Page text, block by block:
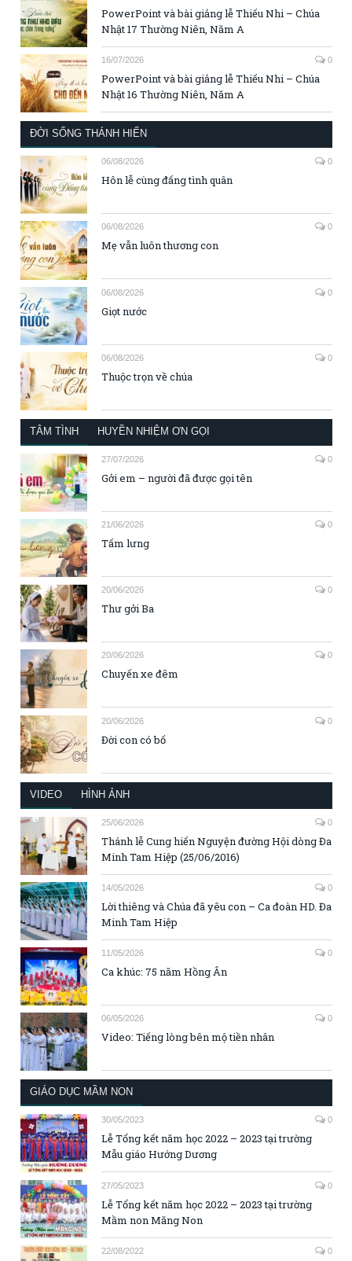
PowerPoint và bài giảng lễ Thiếu Nhi – Chúa
Nhật 17 Thường Niên, Năm A
16/07/2026 0
PowerPoint và bài giảng lễ Thiếu Nhi – Chúa
Nhật 16 Thường Niên, Năm A
ĐỜI SỐNG THÁNH HIẾN
06/08/2026 0
Hôn lễ cùng đấng tình quân
06/08/2026 0
Mẹ vẫn luôn thương con
06/08/2026 0
Giọt nước
06/08/2026 0
Thuộc trọn về chúa
TÂM TÌNH HUYỀN NHIỆM ƠN GỌI
27/07/2026 0
Gởi em – người đã được gọi tên
21/06/2026 0
Tấm lưng
20/06/2026 0
Thư gởi Ba
20/06/2026 0
Chuyến xe đêm
20/06/2026 0
Đời con có bố
VIDEO HÌNH ẢNH
25/06/2026 0
Thánh lễ Cung hiến Nguyện đường Hội dòng Đa
Minh Tam Hiệp (25/06/2016)
14/05/2026 0
Lời thiêng và Chúa đã yêu con – Ca đoàn HD. Đa
Minh Tam Hiệp
11/05/2026 0
Ca khúc: 75 năm Hồng Ân
06/05/2026 0
Video: Tiếng lòng bên mộ tiền nhân
GIÁO DỤC MẦM NON
30/05/2023 0
Lễ Tổng kết năm học 2022 – 2023 tại trường
Mẫu giáo Hướng Dương
27/05/2023 0
Lễ Tổng kết năm học 2022 – 2023 tại trường
Mầm non Măng Non
22/08/2022 0